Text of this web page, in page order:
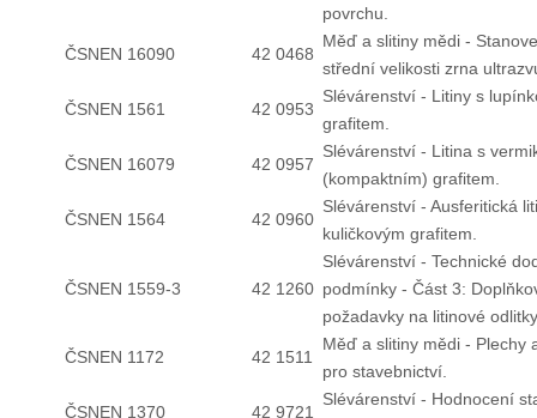
povrchu.
ČSNEN 16090 42 0468
Měď a slitiny mědi -
střední velikosti zrna
ČSNEN 1561 42 0953
Slévárenství - Litiny s
grafitem.
ČSNEN 16079 42 0957
Slévárenství - Litina s
(kompaktním) grafitem.
ČSNEN 1564 42 0960
Slévárenství - Ausferitická
kuličkovým grafitem.
ČSNEN 1559-3 42 1260
Slévárenství - Technické
podmínky - Část 3:
požadavky na litinové
ČSNEN 1172 42 1511
Měď a slitiny mědi - Plechy
pro stavebnictví.
ČSNEN 1370 42 9721
Slévárenství - Hodnocení